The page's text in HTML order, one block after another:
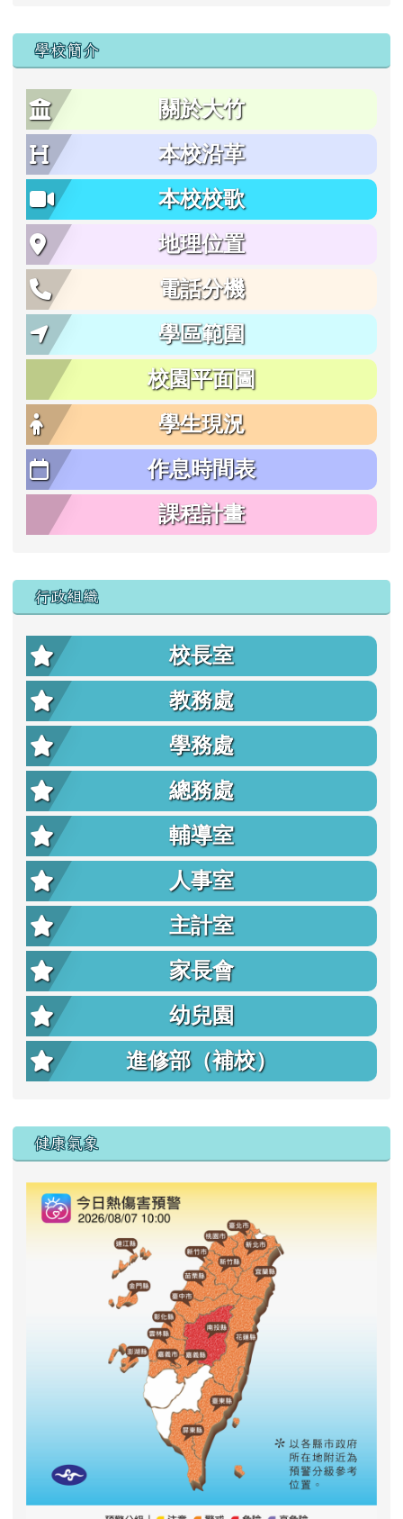
學校簡介
關於大竹
本校沿革
本校校歌
地理位置
電話分機
學區範圍
校園平面圖
學生現況
作息時間表
課程計畫
行政組織
校長室
教務處
學務處
總務處
輔導室
人事室
主計室
家長會
幼兒園
進修部（補校）
右邊區域內容
健康氣象